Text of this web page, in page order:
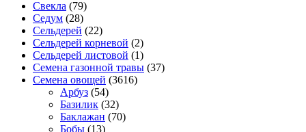
Свекла (79)
Седум (28)
Сельдерей (22)
Сельдерей корневой (2)
Сельдерей листовой (1)
Семена газонной травы (37)
Семена овощей (3616)
Арбуз (54)
Базилик (32)
Баклажан (70)
Бобы (13)